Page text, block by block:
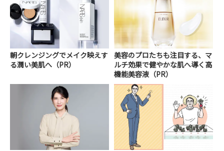
朝クレンジングでメイク映えす
る潤い美肌へ（PR）
美容のプロたちも注目する、マ
ルチ効果で健やかな肌へ導く高
機能美容液（PR）